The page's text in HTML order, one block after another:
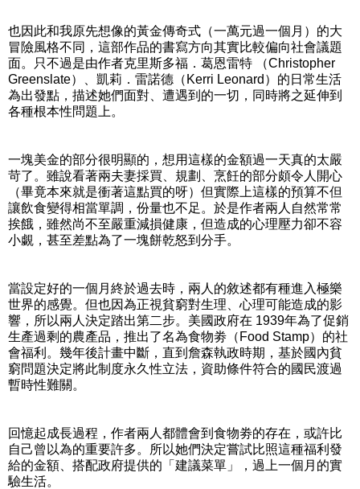
也因此和我原先想像的黃金傳奇式（一萬元過一個月）的大
冒險風格不同，這部作品的書寫方向其實比較偏向社會議題
面。只不過是由作者克里斯多福．葛恩雷特 （Christopher
Greenslate）、凱莉．雷諾德（Kerri Leonard）的日常生活
為出發點，描述她們面對、遭遇到的一切，同時將之延伸到
各種根本性問題上。
一塊美金的部分很明顯的，想用這樣的金額過一天真的太嚴
苛了。雖說看著兩夫妻採買、規劃、烹飪的部分頗令人開心
（畢竟本來就是衝著這點買的呀）但實際上這樣的預算不但
讓飲食變得相當單調，份量也不足。於是作者兩人自然常常
挨餓，雖然尚不至嚴重減損健康，但造成的心理壓力卻不容
小覷，甚至差點為了一塊餅乾怒到分手。
當設定好的一個月終於過去時，兩人的敘述都有種進入極樂
世界的感覺。但也因為正視貧窮對生理、心理可能造成的影
響，所以兩人決定踏出第二步。美國政府在 1939年為了促銷
生產過剩的農產品，推出了名為食物劵（Food Stamp）的社
會福利。幾年後計畫中斷，直到詹森執政時期，基於國內貧
窮問題決定將此制度永久性立法，資助條件符合的國民渡過
暫時性難關。
回憶起成長過程，作者兩人都體會到食物劵的存在，或許比
自己曾以為的重要許多。所以她們決定嘗試比照這種福利發
給的金額、搭配政府提供的「建議菜單」，過上一個月的實
驗生活。